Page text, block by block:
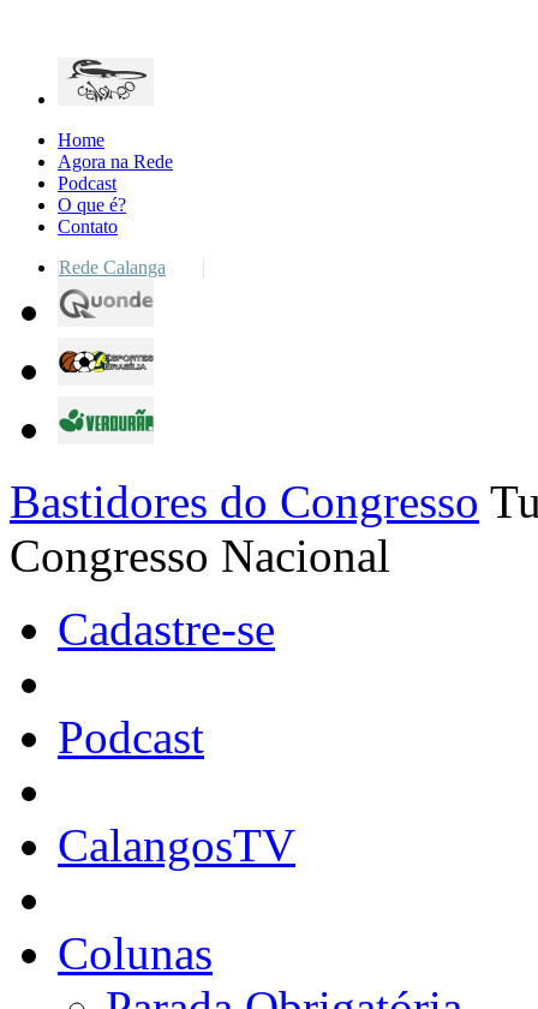
Home
Agora na Rede
Podcast
O que é?
Contato
Rede Calanga
Bastidores do Congresso
Congresso Nacional
Cadastre-se
Podcast
CalangosTV
Colunas